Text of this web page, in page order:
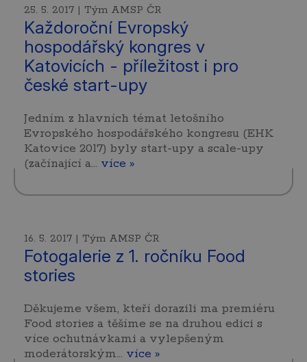
25. 5. 2017 | Tým AMSP ČR
Každoroční Evropský
hospodářský kongres v
Katovicích - příležitost i pro
české start-upy
Jedním z hlavních témat letošního
Evropského hospodářského kongresu (EHK
Katovice 2017) byly start-upy a scale-upy
(začínající a… více »
16. 5. 2017 | Tým AMSP ČR
Fotogalerie z 1. ročníku Food
stories
Děkujeme všem, kteří dorazili ma premiéru
Food stories a těšíme se na druhou edici s
více ochutnávkami a vylepšeným
moderátorským… více »